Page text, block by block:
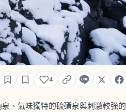
4
、氣味獨特的硫磺泉與刺激較強的